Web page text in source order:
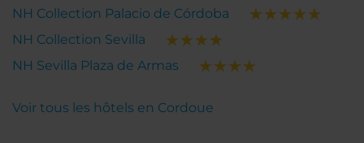
NH Collection Palacio de Córdoba
NH Collection Sevilla
NH Sevilla Plaza de Armas
Voir tous les hôtels en Cordoue